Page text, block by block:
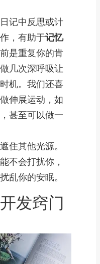
记中反思或计
，有助于记忆
是重复你的肯
几次深呼吸让
机。我们还喜
伸展运动，如
甚至可以做一
住其他光源。
不会打扰你，
乱你的安眠。
发窍门